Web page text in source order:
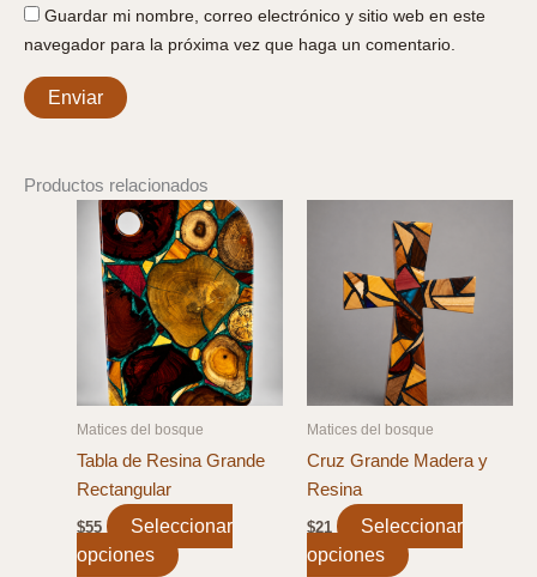
Guardar mi nombre, correo electrónico y sitio web en este
navegador para la próxima vez que haga un comentario.
Productos relacionados
Matices del bosque
Tabla de Resina Grande
Rectangular
$55
Seleccionar
opciones
This
Matices del bosque
Cruz Grande Madera y
Resina
$21
Seleccionar
opciones
This